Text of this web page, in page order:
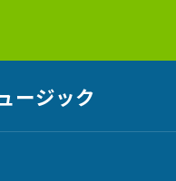
ージック